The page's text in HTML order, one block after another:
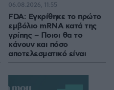
FDA: Εγκρίθηκε το πρώτο
εμβόλιο mRNA κατά της
γρίπης – Ποιοι θα το
κάνουν και πόσο
αποτελεσματικό είναι
06.08.2026, 11:55